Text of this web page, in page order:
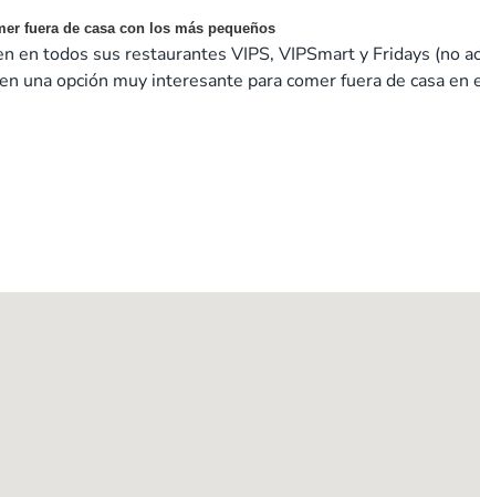
fuera de casa con los más pequeños
en todos sus restaurantes VIPS, VIPSmart y Fridays (no
una opción muy interesante para comer fuera de casa